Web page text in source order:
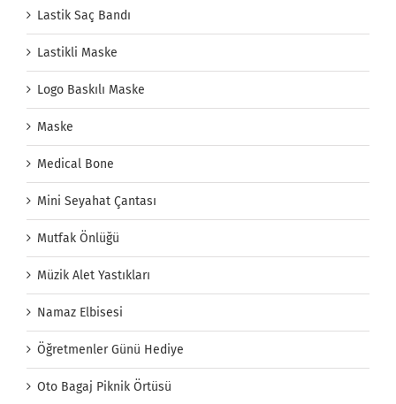
Lastik Saç Bandı
Lastikli Maske
Logo Baskılı Maske
Maske
Medical Bone
Mini Seyahat Çantası
Mutfak Önlüğü
Müzik Alet Yastıkları
Namaz Elbisesi
Öğretmenler Günü Hediye
Oto Bagaj Piknik Örtüsü